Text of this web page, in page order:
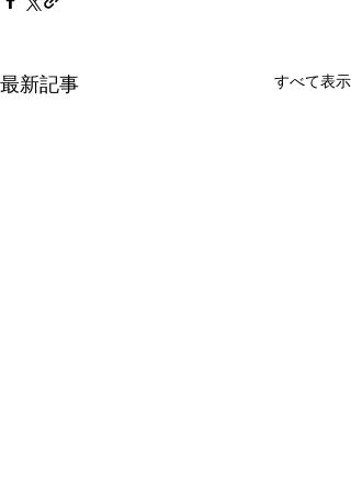
最新記事 すべて表示